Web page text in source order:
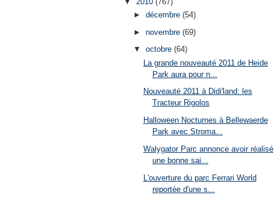
► décembre (54)
► novembre (69)
▼ octobre (64)
La grande nouveauté 2011 de Heide
Park aura pour n...
Nouveauté 2011 à Didi'land: les
Tracteur Rigolos
Halloween Nocturnes à Bellewaerde
Park avec Stroma...
Walygator Parc annonce avoir réalisé
une bonne sai...
L'ouverture du parc Ferrari World
reportée d'une s...